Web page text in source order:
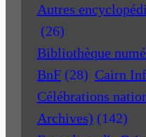
Autres
(26)
Bibliothèque
BnF (28) Cairn
Célébrations
Archives) (142)